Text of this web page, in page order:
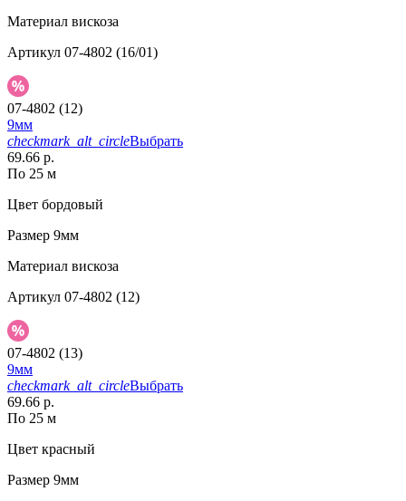
Материал вискоза
Артикул 07-4802 (16/01)
07-4802 (12)
9мм
checkmark_alt_circleВыбрать
69.66 р.
По 25 м
Цвет бордовый
Размер 9мм
Материал вискоза
Артикул 07-4802 (12)
07-4802 (13)
9мм
checkmark_alt_circleВыбрать
69.66 р.
По 25 м
Цвет красный
Размер 9мм